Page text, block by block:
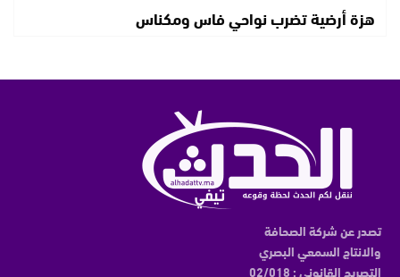
هزة أرضية تضرب نواحي فاس ومكناس
تصدر عن شركة الصحافة
والانتاج السمعي البصري
التصريح القانوني : 02/018